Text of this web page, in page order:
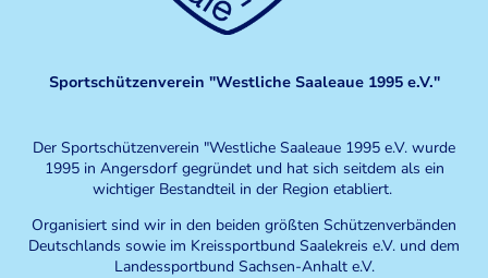
Sportschützenverein "Westliche Saaleaue 1995 e.V."
Der Sportschützenverein "Westliche Saaleaue 1995 e.V. wurde
1995 in Angersdorf gegründet und hat sich seitdem als ein
wichtiger Bestandteil in der Region etabliert.
Organisiert sind wir in den beiden größten Schützenverbänden
Deutschlands sowie im Kreissportbund Saalekreis e.V. und dem
Landessportbund Sachsen-Anhalt e.V.